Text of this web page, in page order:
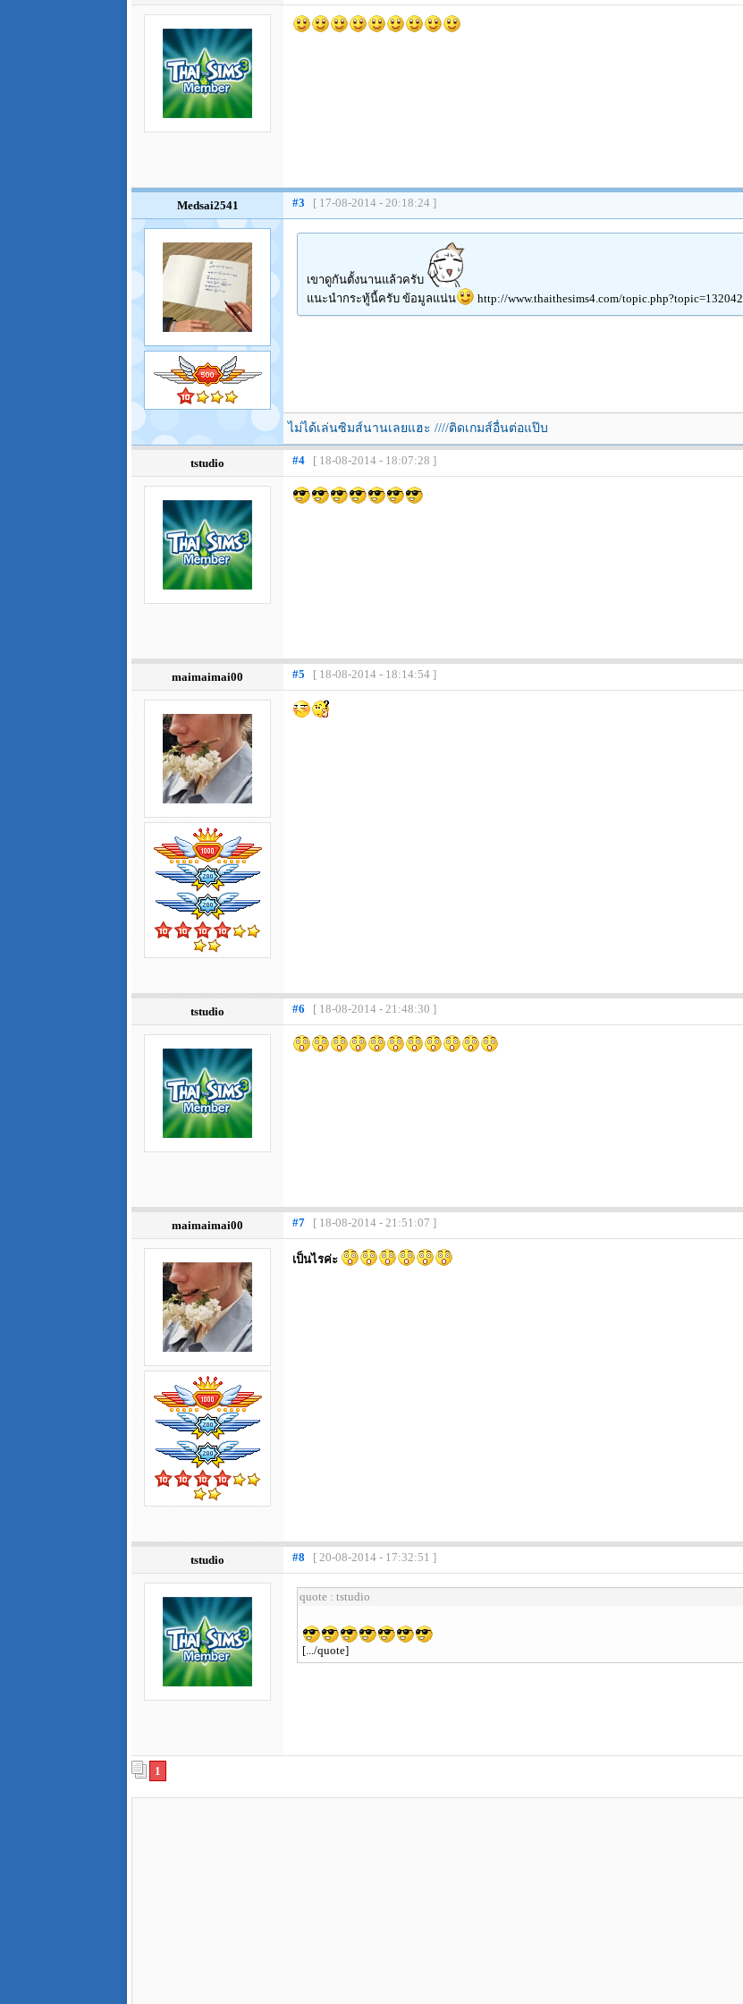
Medsai2541 #3 [ 17-08-2014 - 20:18:24 ]
เขาดูกันตั้งนานแล้วครับ
แนะนำกระทู้นี้ครับ ข้อมูลแน่น
http://www.thaithesims4.com/topic.php?topic=132042
ไม่ได้เล่นซิมส์นานเลยแฮะ ////ติดเกมส์อื่นต่อแป๊บ
tstudio #4 [ 18-08-2014 - 18:07:28 ]
maimaimai00 #5 [ 18-08-2014 - 18:14:54 ]
tstudio #6 [ 18-08-2014 - 21:48:30 ]
maimaimai00 #7 [ 18-08-2014 - 21:51:07 ]
เป็นไรค่ะ
tstudio #8 [ 20-08-2014 - 17:32:51 ]
quote : tstudio
[.../quote]
1